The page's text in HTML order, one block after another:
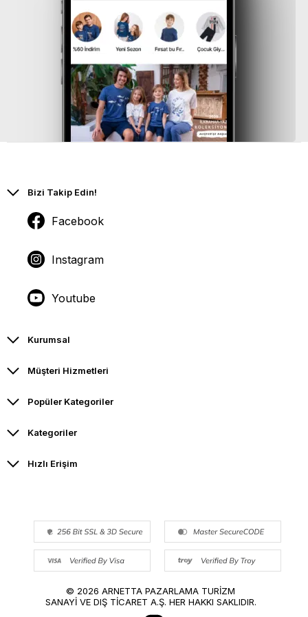
Kadın gömlek pijama takımları desenli ya da düz kumaşlardan
üretilmiş olabilir. Desensiz düz kumaşlardan üretilen
modellerin yaka çevresinin kontrast renkte bir biye çevrildiği
tasarımlar oldukça yaygındır. Yine desenli kumaşlarda da
kumaşın içindeki bir renkten biye kullanılabilir. Desenli olan
kadın gömlek pijama takımlarında genellikle minimal motifler
tercih edilir. Minik çiçek motifleri, puantiyeler kullanılan
desenler içinde yaygındır.
Kadın gömlek pijama takımlarında hemen her sezon mutlaka
yer alan ve modası geçmeyen bir tarz olan ekoseli desenler
kullanıcıların beğenisini toplar. Kareli desenler bu model ile
Arnetta.com internet sitemizde seçkin markaların her sezon
yenilenen modelleri yer almaktadır. Kadın gömlek yaka pijama
takımı modelleri Pierre Cardin, Arnetta ve Rolypoly
Hem farklı desenlere ait kumaşlar hem düz kumaşlardan pek
çok seçenek mevcuttur. Kaliteli kumaş ve dikişleri ile üretilmiş
alır. Arnetta.com sitesinden en doğru fiyata yüksek kaliteye
sahip olabilirsiniz.
Bizi Takip Edin!
Facebook
Instagram
Youtube
Kurumsal
Müşteri Hizmetleri
Popüler Kategoriler
Kategoriler
Hızlı Erişim
© 2026 ARNETTA PAZARLAMA TURİZM
SANAYİ VE DIŞ TİCARET A.Ş. HER HAKKI SAKLIDIR.